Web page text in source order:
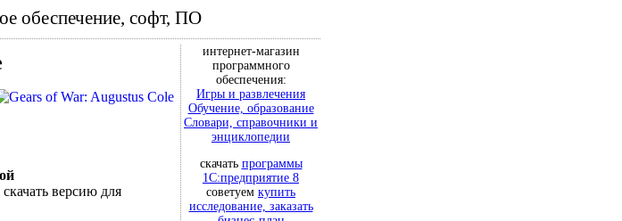
обеспечение, софт, ПО
версию для
интернет-магазин
программного
обеспечения:
Игры и развлечения
Обучение, образование
Словари, справочники и
энциклопедии
скачать программы
1С:предприятие 8
советуем купить
исследование, заказать